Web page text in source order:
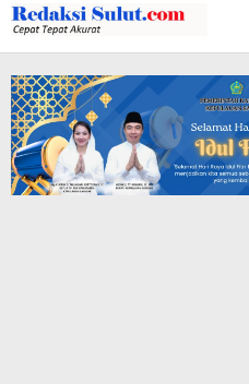
Lewati
ke
konten